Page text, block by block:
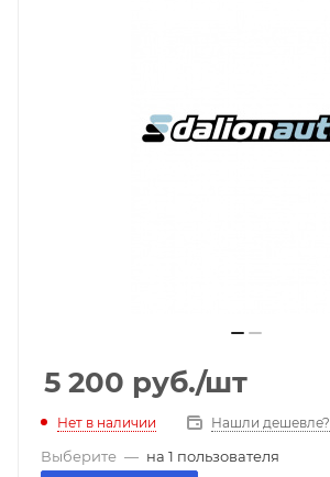
5 200 руб./шт
Нет в наличии Нашли дешевле?
Выберите — на 1 пользователя